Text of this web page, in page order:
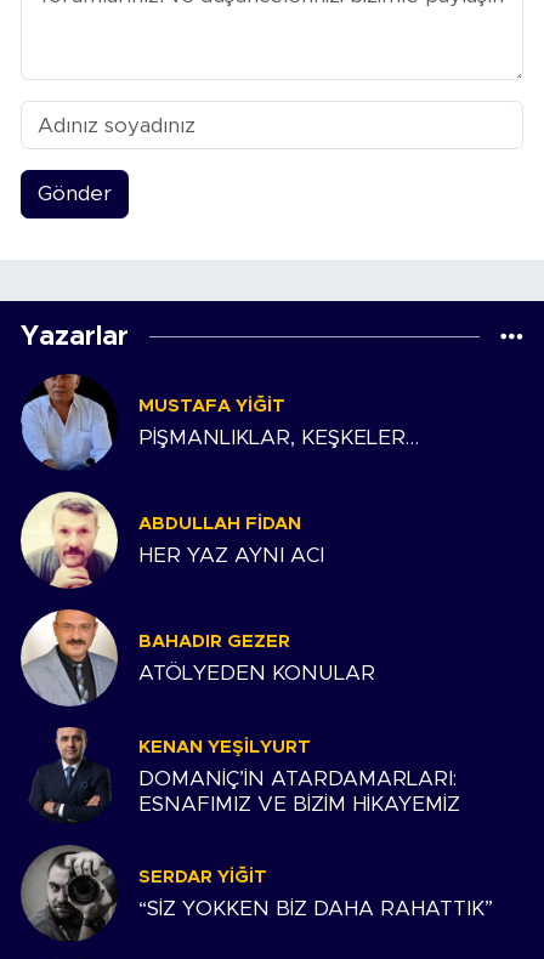
Gönder
Yazarlar
MUSTAFA YIĞIT
PİŞMANLIKLAR, KEŞKELER…
ABDULLAH FIDAN
HER YAZ AYNI ACI
BAHADIR GEZER
ATÖLYEDEN KONULAR
KENAN YEŞILYURT
DOMANİÇ’İN ATARDAMARLARI:
ESNAFIMIZ VE BİZİM HİKAYEMİZ
SERDAR YIĞIT
“SİZ YOKKEN BİZ DAHA RAHATTIK”